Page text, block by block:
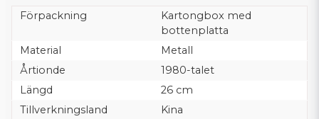
Förpackning
Kartongbox med
bottenplatta
Material
Metall
Årtionde
1980-talet
Längd
26 cm
Tillverkningsland
Kina